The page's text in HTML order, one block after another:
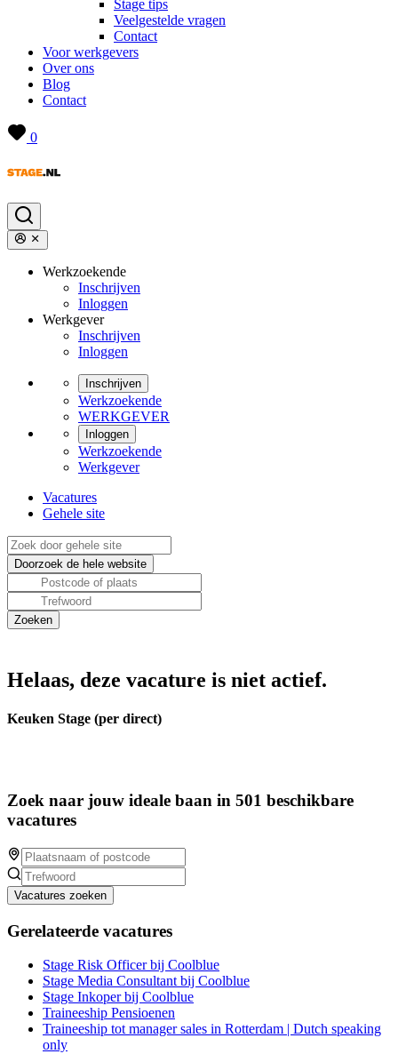
Stage tips
Veelgestelde vragen
Contact
Voor werkgevers
Over ons
Blog
Contact
0
Werkzoekende
Inschrijven
Inloggen
Werkgever
Inschrijven
Inloggen
Inschrijven
Werkzoekende
WERKGEVER
Inloggen
Werkzoekende
Werkgever
Vacatures
Gehele site
Helaas, deze vacature is niet actief.
Keuken Stage (per direct)
Zoek naar jouw ideale baan in 501 beschikbare
vacatures
Vacatures zoeken
Gerelateerde vacatures
Stage Risk Officer bij Coolblue
Stage Media Consultant bij Coolblue
Stage Inkoper bij Coolblue
Traineeship Pensioenen
Traineeship tot manager sales in Rotterdam | Dutch speaking
only